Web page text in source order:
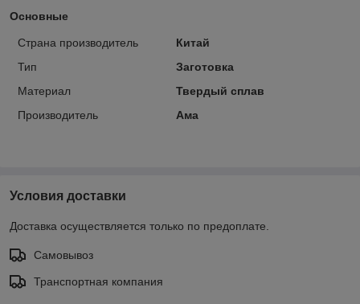
Основные
Страна производитель
Китай
Тип
Заготовка
Материал
Твердый сплав
Производитель
Ама
Условия доставки
Доставка осуществляется только по предоплате.
Самовывоз
Транспортная компания